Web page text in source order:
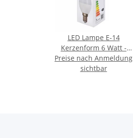
LED Lampe E-14
Kerzenform 6 Watt -
warmweiß (3000 K)
Preise nach Anmeldung
sichtbar